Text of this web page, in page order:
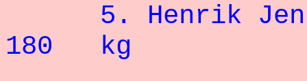
5. Henrik
180 kg